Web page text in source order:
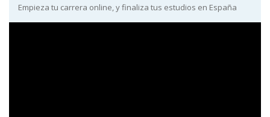
Empieza tu carrera online, y finaliza tus estudios en España